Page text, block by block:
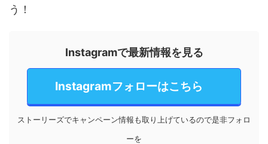
う！
Instagramで最新情報を見る
Instagramフォローはこちら
ストーリーズでキャンペーン情報も取り上げているので是非フォロ
ーを